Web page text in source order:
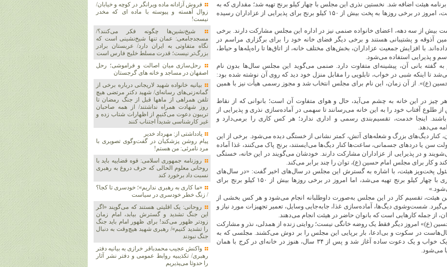
هیئت اضافه شد. نخستین نذری این مجلس با چهار کیلو برنج تهیه شد؛ مقداری که به
گفته مسئولان هیئت، امروز در برخی روزها به پخت بیش از ۱۵۰ کیلو برنج برای پذیرایی از عزاداران رسیده
بیش از سه دهه، اعضای خانواده صنمی نیز در اداره این مجلس مشارکت دارند. برخی
آذوقه و پشتیبانی هستند و برخی دیگر فضای خانه خود را برای برگزاری مراسم در
داده‌اند. با افزایش جمعیت عزاداران، بخش‌های مختلف خانه، از اتاق‌ها تا راه‌پله‌ها و حیاط،
و پذیرایی استفاده می‌شود.
به گفته بانی آن، پیشینه‌ای متفاوت دارد. صنمی می‌گوید این مجلس سال‌ها بدون نام
تا اینکه شبی در خواب، تابلویی را مقابل منزل خود دید که روی آن نوشته شده بود:
(ع)». از آن زمان، این نام برای مجلس انتخاب شد و مجوز رسمی هیأت نیز با همین
هر چیز در این خانه به چشم می‌آید، حال و هوای متفاوت آن است؛ بانوانی که از نقاط
طلوع آفتاب خود را به این خانه می‌رسانند تا سهمی در آماده‌سازی نذری و پذیرایی از
باشند. اینجا خدمت، تقسیم‌بندی رسمی و اداری ندارد؛ هر کس کاری را برمی‌دارد و
می‌دهد.
کنار دیگ‌های بزرگ و شعله‌های آتش، کمتر نشانی از خستگی دیده می‌شود. برخی از این
سن یا دردهای جسمانی، ساعت‌ها کنار دیگ‌ها می‌ایستند، برنج پاک می‌کنند، غذا آماده
و در پذیرایی از عزاداران مشارکت دارند. خودشان می‌گویند در این خانه، خستگی
و کار برای مجلس امام حسین (ع)، توان را چند برابر می‌کند.
پخت‌وپز هیئت، با اشاره به گسترش این مجلس در سال‌های اخیر گفت: «در سال‌های
ابتدایی، غذای نذری با چهار کیلو برنج تهیه می‌شد، اما امروز در برخی روزها بیش از ۱۵۰ کیلو برنج برای
هیئت، تقسیم کار در این مجلس به‌صورت داوطلبانه انجام می‌شود و هر کس بخشی از
شست‌وشوی دیگ‌ها، آماده‌سازی غذا، جابه‌جایی وسایل، تعمیر تجهیزات مورد نیاز و
از جمله کارهایی است که بانوان حاضر در هیئت انجام می‌دهند.
(ع)» امروز دیگر فقط یک روضه خانگی نیست؛ روایتی زنده از همدلی، نذر و مشارکت
در سکوت و بی‌ادعا، بار برپایی این مجلس را بر دوش می‌کشند. مجلسی که به
گفته بانی آن، از یک خواب و یک دعوت ساده آغاز شد و پس از ۳۴ سال، هنوز در خانه‌ای در کرج با همان
می‌شود.
فروش آزادانه ماده ویرانگر در کوچه و خیابان/
زوال آهسته و پیوسته با ماده ای که مخدر
نیست!
شیخ‌نشین‌ها چگونه فکر می‌کنند؟/
مسجدجامعی: عمان تنها شیخ‌نشینی است که
نگاه متفاوتی به ایران دارد/ عربستان برادر
بزرگ‌تر نیست؛ قدرت مسلط خلیج فارس است
رحل‌سازی میان اصالت و فراموشی؛ رحل
اصفهان در مساجد و خانه های گرجستان
بیانیه خانواده شهید لاریجانی درباره برخی از
گمانه‌زنی‌های رسانه‌ای/ شهید دکتر مرتضی هیچ
تلفن همراهی از ماهها قبل از جنگ رمضان تا
روز شهادت همراه نداشتند/ از همه صاحبان
تریبون دعوت می‌کنیم از اظهارات شتاب زده و
غیر کارشناسی شدیداً اجتناب کنند
یادداشتی از: مهرداد خدیر
پیام روشن پزشکیان در گفت‌و‌گوی تصویری با
مرد نامرئی: من هستم!
روزنامه جمهوری اسلامی: قوه قضاییه باید با
روحانی معلوم الحالی که حرف دروغ به رهبری
نسبت داد برخورد کند
«ما کاری به رهبری نداریم»؛ خودسری تا کجا؟
/ زنگ خطر خودسری در سیاست
روحانی: یک اقلیتی هستند که می‌گویند «اگر
این جنگ تشدید و گسترش بیابد، امام زمان
زودتر ظهور می‌کند! برای ظهور امام باید جنگ
را تشدید کنیم»/ رهبری شهید هیچ‌وقت به دنبال
جنگ نبودند
واکنش عجیب محمدباقر خرازی به بیانیه دفتر
رهبری/ تکذیبیه روابط عمومی و دفتر نشر آثار
را حدوثا می‌پذیریم